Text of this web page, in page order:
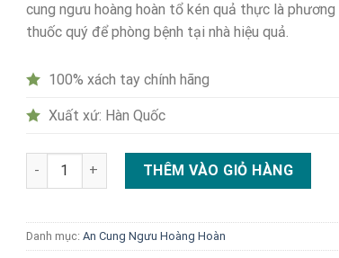
cung ngưu hoàng hoàn tổ kén quả thực là phương
thuốc quý để phòng bệnh tại nhà hiệu quả.
100% xách tay chính hãng
Xuất xứ: Hàn Quốc
An cung ngưu hoàng hoàn tổ kén số lượng
THÊM VÀO GIỎ HÀNG
Danh mục: An Cung Ngưu Hoàng Hoàn